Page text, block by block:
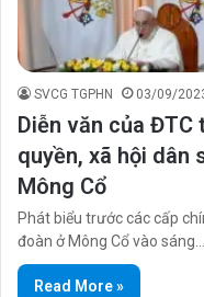
SVCG TGPHN 03/09/
Diễn văn của
quyền, xã hội dân
Mông Cổ
Phát biểu trước các cấp
đoàn ở Mông Cổ vào sáng…
Read More »